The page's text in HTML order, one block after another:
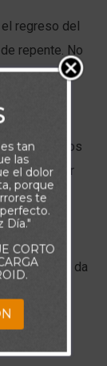
regreso del
repente. No
advierte
como
sus hijos
retorno. Por
a
dan su
deben ser
Pablo da
que Dios
tan
las
el dolor
porque
te
Día."
CORTO